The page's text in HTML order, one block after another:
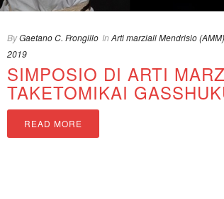
ByGaetano C. Frongillo In Arti marziali Mendrisio (AMM)
2019
SIMPOSIO DI ARTI
TAKETOMIKAI
READ MORE